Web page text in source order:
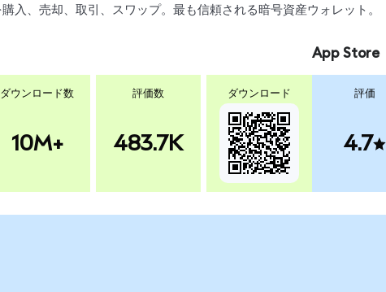
入、売却、取引、スワップ。最も信頼される暗号資産ウォレット。
ダウンロード数
10M+
評価数
483.7K
ダウンロード
App Store
評価
4.7